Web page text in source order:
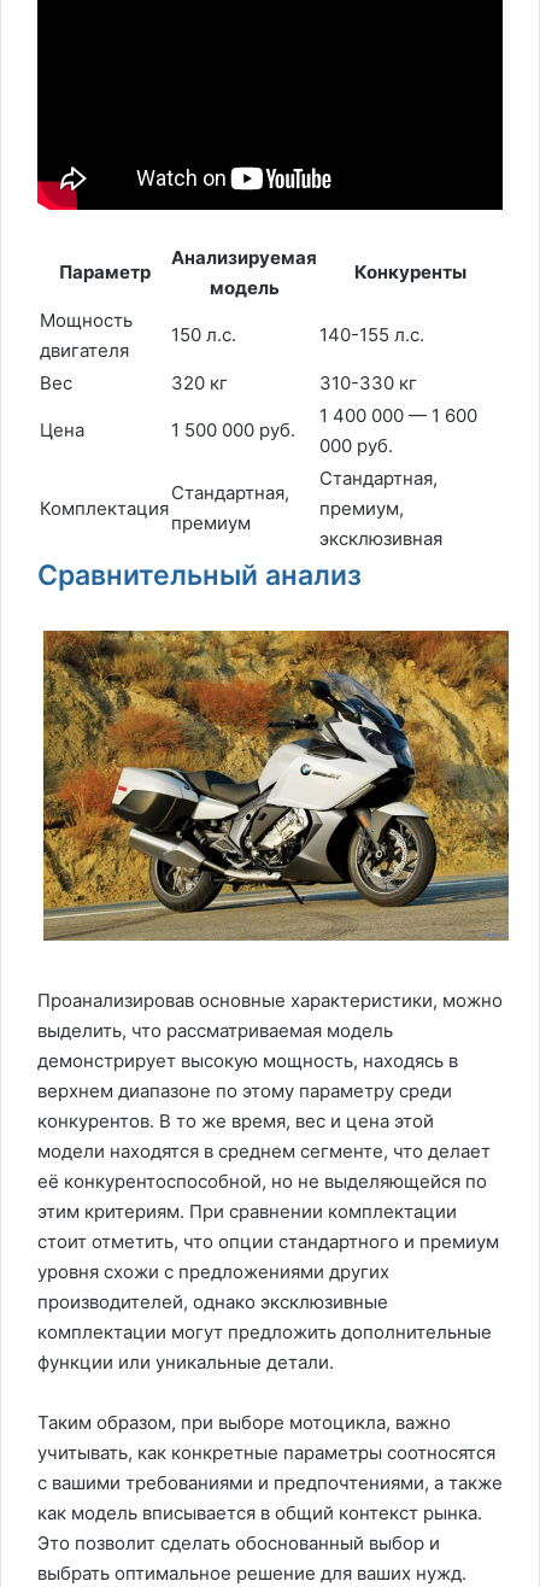
Параметр
Анализируемая
модель
Конкуренты
Мощность
двигателя
150 л.с. 140-155 л.с.
Вес 320 кг 310-330 кг
Цена 1 500 000 руб.
1 400 000 — 1 600
000 руб.
Комплектация
Стандартная,
премиум
Стандартная,
премиум,
эксклюзивная
Сравнительный анализ
Проанализировав основные характеристики, можно
выделить, что рассматриваемая модель
демонстрирует высокую мощность, находясь в
верхнем диапазоне по этому параметру среди
конкурентов. В то же время, вес и цена этой
модели находятся в среднем сегменте, что делает
её конкурентоспособной, но не выделяющейся по
этим критериям. При сравнении комплектации
стоит отметить, что опции стандартного и премиум
уровня схожи с предложениями других
производителей, однако эксклюзивные
комплектации могут предложить дополнительные
функции или уникальные детали.
Таким образом, при выборе мотоцикла, важно
учитывать, как конкретные параметры соотносятся
с вашими требованиями и предпочтениями, а также
как модель вписывается в общий контекст рынка.
Это позволит сделать обоснованный выбор и
выбрать оптимальное решение для ваших нужд.